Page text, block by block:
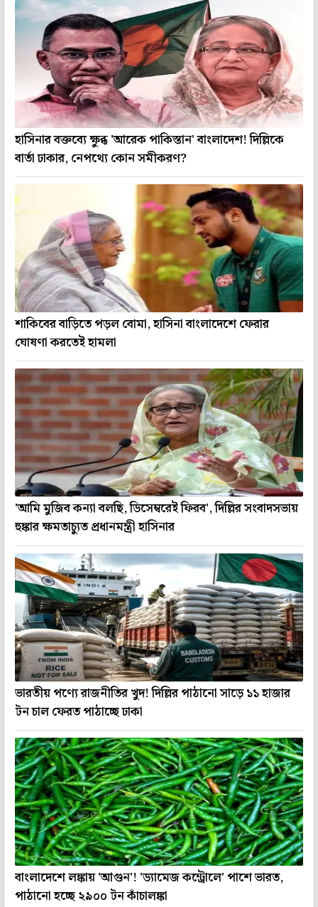
হাসিনার বক্তব্যে ক্ষুব্ধ 'আরেক পাকিস্তান' বাংলাদেশ! দিল্লিকে
বার্তা ঢাকার, নেপথ্যে কোন সমীকরণ?
শাকিবের বাড়িতে পড়ল বোমা, হাসিনা বাংলাদেশে ফেরার
ঘোষণা করতেই হামলা
'আমি মুজিব কন্যা বলছি, ডিসেম্বরেই ফিরব', দিল্লির সংবাদসভায়
হুঙ্কার ক্ষমতাচ্যুত প্রধানমন্ত্রী হাসিনার
ভারতীয় পণ্যে রাজনীতির খুদ! দিল্লির পাঠানো সাড়ে ১১ হাজার
টন চাল ফেরত পাঠাচ্ছে ঢাকা
বাংলাদেশে লঙ্কায় 'আগুন'! 'ড্যামেজ কন্ট্রোলে' পাশে ভারত,
পাঠানো হচ্ছে ২৯০০ টন কাঁচালঙ্কা